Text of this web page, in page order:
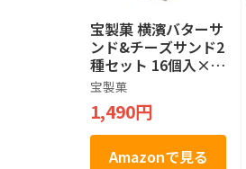
宝製菓 横濱バターサ
ンド&チーズサンド2
種セット 16個入×2
箱
宝製菓
1,490円
Amazonで見る